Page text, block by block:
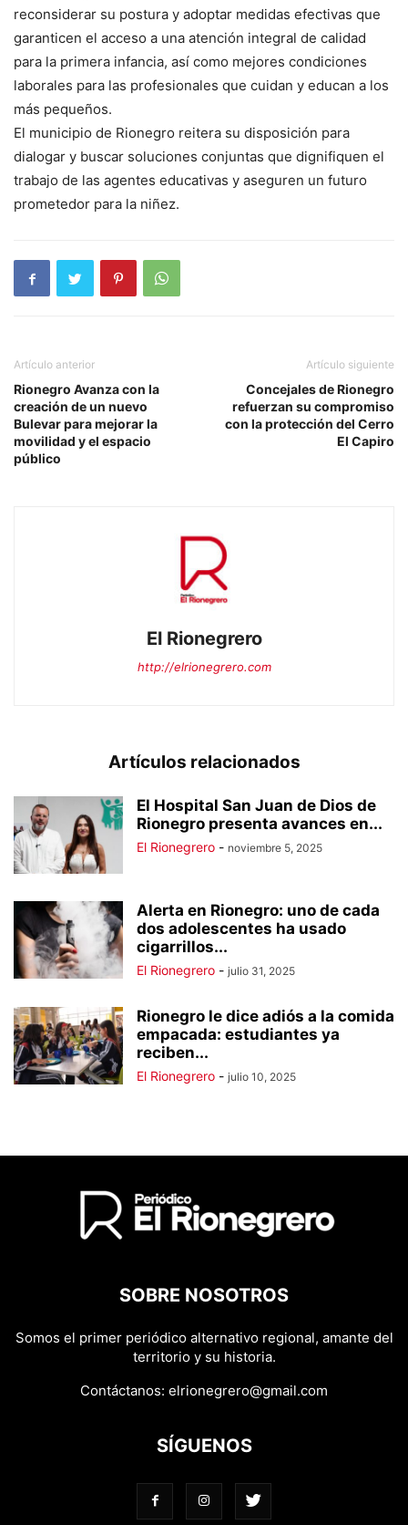
reconsiderar su postura y adoptar medidas efectivas que
garanticen el acceso a una atención integral de calidad
para la primera infancia, así como mejores condiciones
laborales para las profesionales que cuidan y educan a los
más pequeños.
El municipio de Rionegro reitera su disposición para
dialogar y buscar soluciones conjuntas que dignifiquen el
trabajo de las agentes educativas y aseguren un futuro
prometedor para la niñez.
Artículo anterior
Rionegro Avanza con la
creación de un nuevo
Bulevar para mejorar la
movilidad y el espacio
público
Artículo siguiente
Concejales de Rionegro
refuerzan su compromiso
con la protección del Cerro
El Capiro
El Rionegrero
http://elrionegrero.com
Artículos relacionados
El Hospital San Juan de Dios de
Rionegro presenta avances en...
El Rionegrero - noviembre 5, 2025
Alerta en Rionegro: uno de cada
dos adolescentes ha usado
cigarrillos...
El Rionegrero - julio 31, 2025
Rionegro le dice adiós a la comida
empacada: estudiantes ya
reciben...
El Rionegrero - julio 10, 2025
SOBRE NOSOTROS
Somos el primer periódico alternativo regional, amante del
territorio y su historia.
Contáctanos: elrionegrero@gmail.com
SÍGUENOS